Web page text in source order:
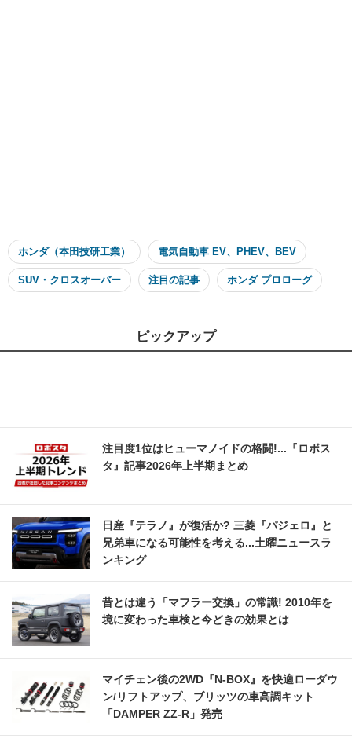
ホンダ（本田技研工業） 電気自動車 EV、PHEV、BEV
SUV・クロスオーバー 注目の記事 ホンダ プロローグ
ピックアップ
注目度1位はヒューマノイドの格闘!...『ロボス
タ』記事2026年上半期まとめ
日産『テラノ』が復活か? 三菱『パジェロ』と
兄弟車になる可能性を考える...土曜ニュースラ
ンキング
昔とは違う「マフラー交換」の常識! 2010年を
境に変わった車検と今どきの効果とは
マイチェン後の2WD『N-BOX』を快適ローダウ
ン/リフトアップ、ブリッツの車高調キット
「DAMPER ZZ-R」発売